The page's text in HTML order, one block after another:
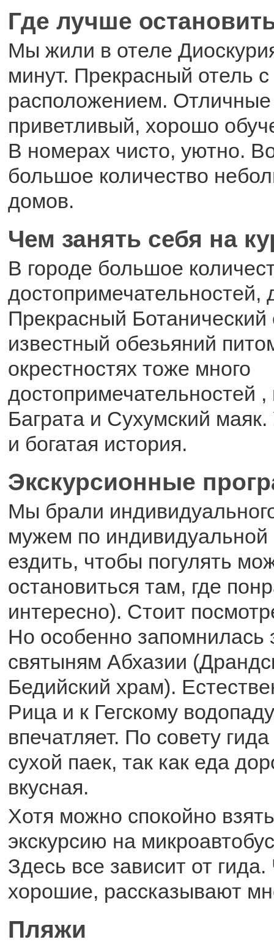
Где лучше
Мы жили в отеле
минут. Прекрасный отель
расположением. Отличные
приветливый, хорошо
В номерах чисто, уютно.
большое количество
домов.
Чем занять себя на
В городе большое
достопримечательностей,
Прекрасный Ботанический
известный обезьяний
окрестностях тоже много
достопримечательностей
Баграта и Сухумский
и богатая история.
Экскурсионные
Мы брали
мужем по индивидуальной
ездить, чтобы погулять
остановиться там, где
интересно). Стоит
Но особенно запомнилась
святыням Абхазии
Бедийский храм).
Рица и к Гегскому
впечатляет. По совету
сухой паек, так как еда
вкусная.
Хотя можно спокойно
экскурсию на
Здесь все зависит от
хорошие, рассказывают
Пляжи